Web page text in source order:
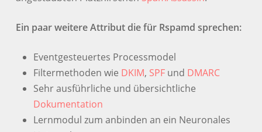
Ein paar weitere Attribut die für Rspamd sprechen:
Eventgesteuertes Processmodel
Filtermethoden wie DKIM, SPFund DMARC
Sehr ausführliche und übersichtliche
Dokumentation
Lernmodul zum anbinden an ein Neuronales